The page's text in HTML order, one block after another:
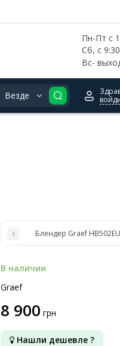
Пн-Пт с
Сб, с
Вс-
Везде
Блендер Graef HB502EU
В наличии
Graef
8 900 грн
Нашли дешевле ?